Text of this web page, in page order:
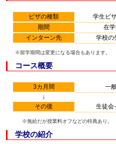
ビザの種類
学生ビ
期間
在
インターン先
学校の
※留学期間は変更になる場合もあります。
コース概要
3カ月間
一
↓
その後
生徒会
※無給だが授業料オフなどの特典あり。
学校の紹介